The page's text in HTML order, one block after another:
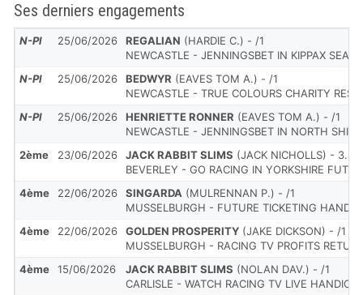
Ses derniers engagements
N-Pl 25/06/2026 REGALIAN (HARDIE C.) - /1
NEWCASTLE - JENNINGSBET IN KIPPAX
N-Pl
25/06/2026 BEDWYR (EAVES TOM A.) - /1
NEWCASTLE - TRUE COLOURS CHARITY
N-Pl
25/06/2026 HENRIETTE RONNER (EAVES TOM A.) - /1
NEWCASTLE - JENNINGSBET IN NORTH
2ème
23/06/2026 JACK RABBIT SLIMS (JACK NICHOLLS) - 3.5/1
BEVERLEY - GO RACING IN YORKSHIRE
4ème
22/06/2026 SINGARDA (MULRENNAN P.) - /1
MUSSELBURGH - FUTURE TICKETING
4ème
22/06/2026 GOLDEN PROSPERITY (JAKE DICKSON) - /1
MUSSELBURGH - RACING TV PROFITS
4ème
15/06/2026 JACK RABBIT SLIMS (NOLAN DAV.) - /1
CARLISLE - WATCH RACING TV LIVE